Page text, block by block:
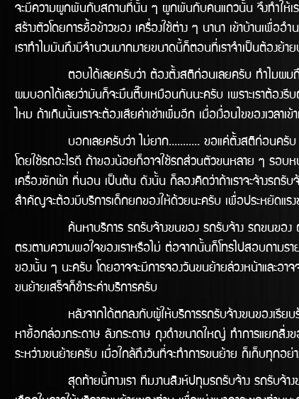
จะมีความผูกพันกับสถานที่นั้น ๆ ผูกพันกับคนแถวนั้น จึงทำให้เร
สร้างตัวโดยการซื้อข้าวของ เครื่องใช้ต่าง ๆ นานา เข้าบ้านเพื่อ
เราทำไมมันถึงมีจำนวนมากมายขนาดนี้ก็ตอนที่เราจำเป็นต้องย้า
ตอบได้เลยครับว่า ต้องตั้งสติก่อนเลยครับ ทำไมผมถึงพูด
ผมบอกได้เลยว่ามันก็จะมึนตึ๊บเหมือนกันนะครับ เพราะเราต้องรี
ไหม ถ้าเกินนั้นเราจะต้องเสียค่าเช่าเพิ่มอีก เมื่อเงื่อนไขของเว
บอกเลยครับว่า ไม่ยาก........... ขอแค่ตั้งสติก่อนครับ สูดหา
โดยใช้รถอะไรดี ถ้าของน้อยก็อาจใช้รถส่วนตัวขนหลาย ๆ รอบ
เครื่องซักผ้า ที่นอน เป็นต้น ดังนั้น ก็ลองคิดว่าถ้าเราจะจ้างรถรั
สำคัญจะต้องมีบริการเด็กยกของให้ด้วยนะครับ เพื่อประหยัดแรง
ค้นหาบริการ รถรับจ้างขนของ รถรับจ้าง รถขนของ ต่าง ๆ
ตรงตามความพอใจของเราหรือไม่ ต่อจากนั้นก็โทรไปสอบถามร
ของนั้น ๆ นะครับ โดยอาจจะมีการจองวันขนย้ายล่วงหน้าและอา
ขนย้ายเสร็จก็ชำระค่าบริการครับ
หลังจากได้ตกลงกับผู้ให้บริการรถรับจ้างขนของเรียบร้อยแล้
หาซื้อกล่องกระดาษ ลังกระดาษ ถุงดำขนาดใหญ่ ทำการแยกสิ่งข
ระหว่างขนย้ายครับ เมื่อใกล้ถึงวันที่จะทำการขนย้าย ก็เก็บทุกอย่
สุดท้ายนี้ทางเรา ทีมงานสิงห์ปทุมรถรับจ้าง รถรับจ้างขนข